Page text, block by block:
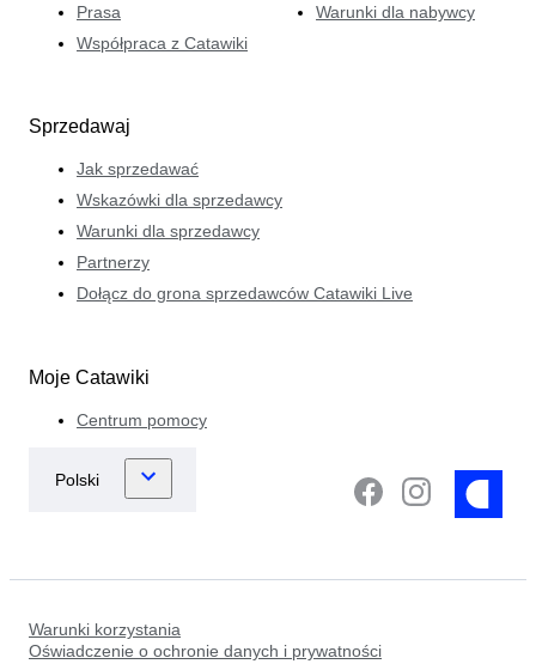
Prasa
Współpraca z Catawiki
Warunki dla nabywcy
Sprzedawaj
Jak sprzedawać
Wskazówki dla sprzedawcy
Warunki dla sprzedawcy
Partnerzy
Dołącz do grona sprzedawców Catawiki Live
Moje Catawiki
Centrum pomocy
Warunki korzystania
Oświadczenie o ochronie danych i prywatności